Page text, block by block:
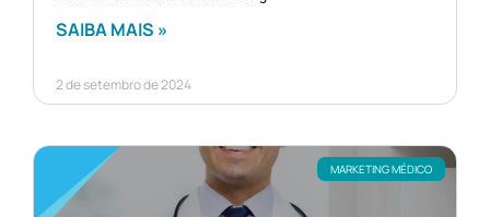
SAIBA MAIS »
2 de setembro de 2024
MARKETING MÉDICO